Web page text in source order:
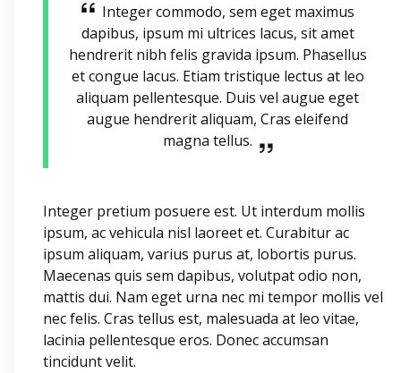
Integer commodo, sem eget maximus
dapibus, ipsum mi ultrices lacus, sit amet
hendrerit nibh felis gravida ipsum. Phasellus
et congue lacus. Etiam tristique lectus at leo
aliquam pellentesque. Duis vel augue eget
augue hendrerit aliquam, Cras eleifend
magna tellus.
Integer pretium posuere est. Ut interdum mollis
ipsum, ac vehicula nisl laoreet et. Curabitur ac
ipsum aliquam, varius purus at, lobortis purus.
Maecenas quis sem dapibus, volutpat odio non,
mattis dui. Nam eget urna nec mi tempor mollis vel
nec felis. Cras tellus est, malesuada at leo vitae,
lacinia pellentesque eros. Donec accumsan
tincidunt velit.